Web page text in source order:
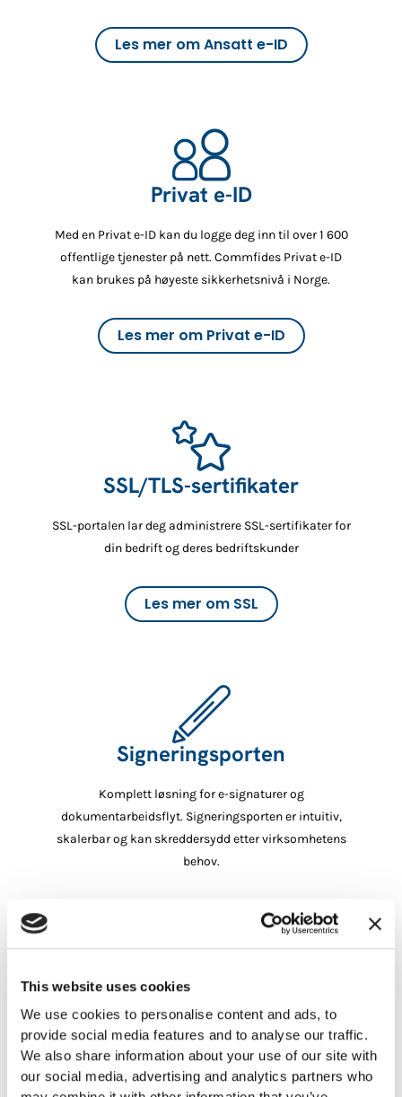
This website uses cookies
We use cookies to personalise content and ads, to
provide social media features and to analyse our traffic.
We also share information about your use of our site with
our social media, advertising and analytics partners who
Les mer om Ansatt e-ID
Privat e-ID
Med en Privat e-ID kan du logge deg inn til over 1 600
offentlige tjenester på nett. Commfides Privat e-ID
kan brukes på høyeste sikkerhetsnivå i Norge.
Les mer om Privat e-ID
SSL/TLS-sertifikater
SSL-portalen lar deg administrere SSL-sertifikater for
din bedrift og deres bedriftskunder
Les mer om SSL
Signeringsporten
Komplett løsning for e-signaturer og
dokumentarbeidsflyt. Signeringsporten er intuitiv,
skalerbar og kan skreddersydd etter virksomhetens
behov.
Les mer om digital signering
E-ID-løsninger